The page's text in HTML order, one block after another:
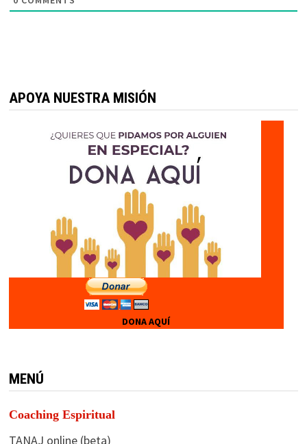
APOYA NUESTRA MISIÓN
DONA AQUÍ
MENÚ
Coaching Espiritual
TANAJ online (beta)